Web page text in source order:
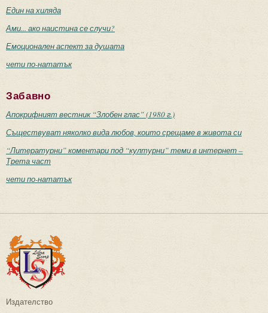
Един на хиляда
Ами... ако наистина се случи?
Емоционален аспект за душата
чети по-нататък
Забавно
Апокрифният вестник “Злобен глас” (1980 г.)
Съществуват няколко вида любов, които срещаме в живота си
“Литературни” коментари под “културни” теми в интернет –
Трета част
чети по-нататък
Издателство